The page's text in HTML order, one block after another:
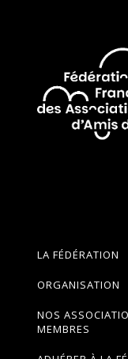
LA FÉDÉRATION
ORGANISATION
NOS
MEMBRES